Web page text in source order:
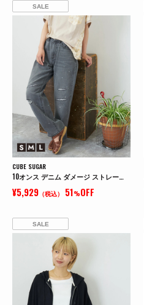
SALE
CUBE SUGAR
10オンス デニム ダメージ ストレート パンツ
¥5,929 （税込） 51%OFF
SALE